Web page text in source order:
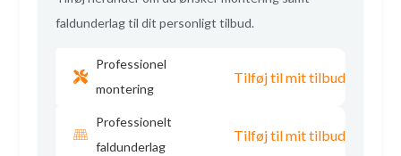
faldunderlag til dit personligt tilbud.
Professionel
montering
Tilføj til mit tilbud
Professionelt
faldunderlag
Tilføj til mit tilbud